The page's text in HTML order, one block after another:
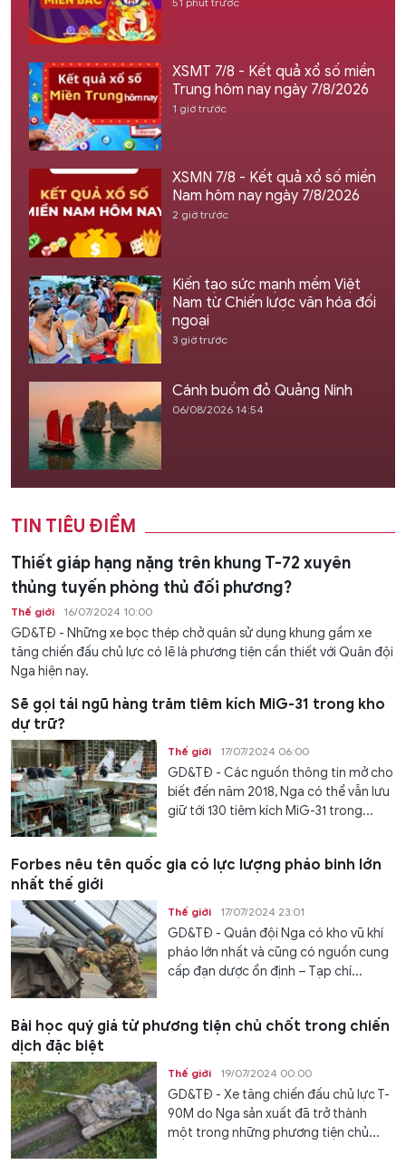
XSMT 7/8 - Kết quả xổ số miền
Trung hôm nay ngày 7/8/2026
1 giờ trước
XSMN 7/8 - Kết quả xổ số miền
Nam hôm nay ngày 7/8/2026
2 giờ trước
Kiến tạo sức mạnh mềm Việt
Nam từ Chiến lược văn hóa đối
ngoại
3 giờ trước
Cánh buồm đỏ Quảng Ninh
06/08/2026 14:54
TIN TIÊU ĐIỂM
Thiết giáp hạng nặng trên khung T-72 xuyên
thủng tuyến phòng thủ đối phương?
Thế giới 16/07/2024 10:00
GD&TĐ - Những xe bọc thép chở quân sử dụng khung gầm xe
tăng chiến đấu chủ lực có lẽ là phương tiện cần thiết với Quân đội
Nga hiện nay.
Sẽ gọi tái ngũ hàng trăm tiêm kích MiG-31 trong kho
dự trữ?
Thế giới 17/07/2024 06:00
GD&TĐ - Các nguồn thông tin mở cho
biết đến năm 2018, Nga có thể vẫn lưu
giữ tới 130 tiêm kích MiG-31 trong...
Forbes nêu tên quốc gia có lực lượng pháo binh lớn
nhất thế giới
Thế giới 17/07/2024 23:01
GD&TĐ - Quân đội Nga có kho vũ khí
pháo lớn nhất và cũng có nguồn cung
cấp đạn dược ổn định – Tạp chí...
Bài học quý giá từ phương tiện chủ chốt trong chiến
dịch đặc biệt
Thế giới 19/07/2024 00:00
GD&TĐ - Xe tăng chiến đấu chủ lực T-
90M do Nga sản xuất đã trở thành
một trong những phương tiện chủ...